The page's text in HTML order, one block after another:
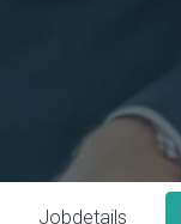
Jobdetails